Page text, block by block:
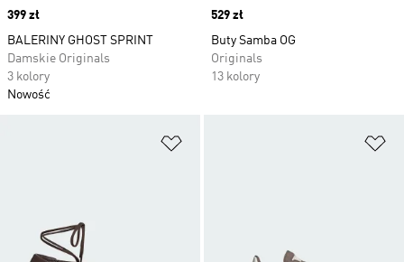
Price
399 zł
BALERINY GHOST SPRINT
Damskie Originals
3 kolory
Nowość
Price
529 zł
Buty Samba OG
Originals
13 kolory